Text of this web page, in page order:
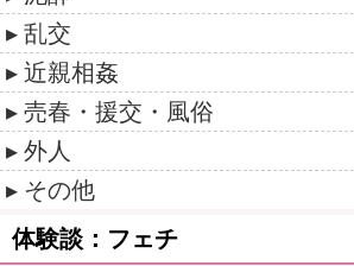
乱交
近親相姦
売春・援交・風俗
外人
その他
体験談：フェチ